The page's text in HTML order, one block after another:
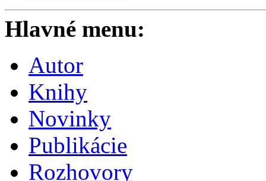
Hlavné menu:
Autor
Knihy
Novinky
Publikácie
Rozhovory